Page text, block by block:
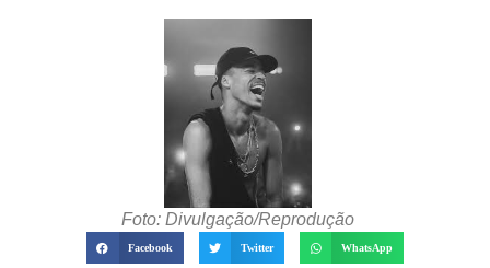
Foto: Divulgação/Reprodução
Facebook Twitter WhatsApp